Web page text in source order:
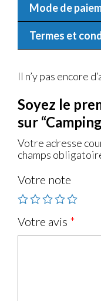
Mode de
Termes et
Il n’y pas encore
Soyez le
sur
Votre adresse
champs
Votre note
Votre avis *